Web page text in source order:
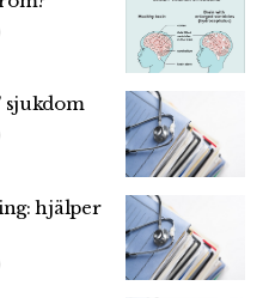
sjukdom
hjälper